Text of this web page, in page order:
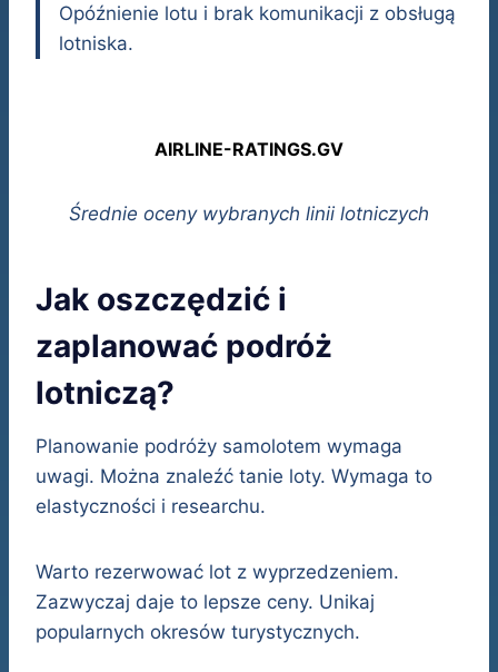
Opóźnienie lotu i brak komunikacji z obsługą
lotniska.
AIRLINE-RATINGS.GV
Średnie oceny wybranych linii lotniczych
Jak oszczędzić i
zaplanować podróż
lotniczą?
Planowanie podróży samolotem wymaga
uwagi. Można znaleźć tanie loty. Wymaga to
elastyczności i researchu.
Warto rezerwować lot z wyprzedzeniem.
Zazwyczaj daje to lepsze ceny. Unikaj
popularnych okresów turystycznych.